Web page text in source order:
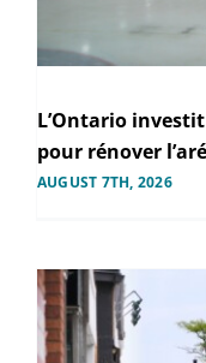
L’Ontario
pour rénover
AUGUST 7TH, 2026